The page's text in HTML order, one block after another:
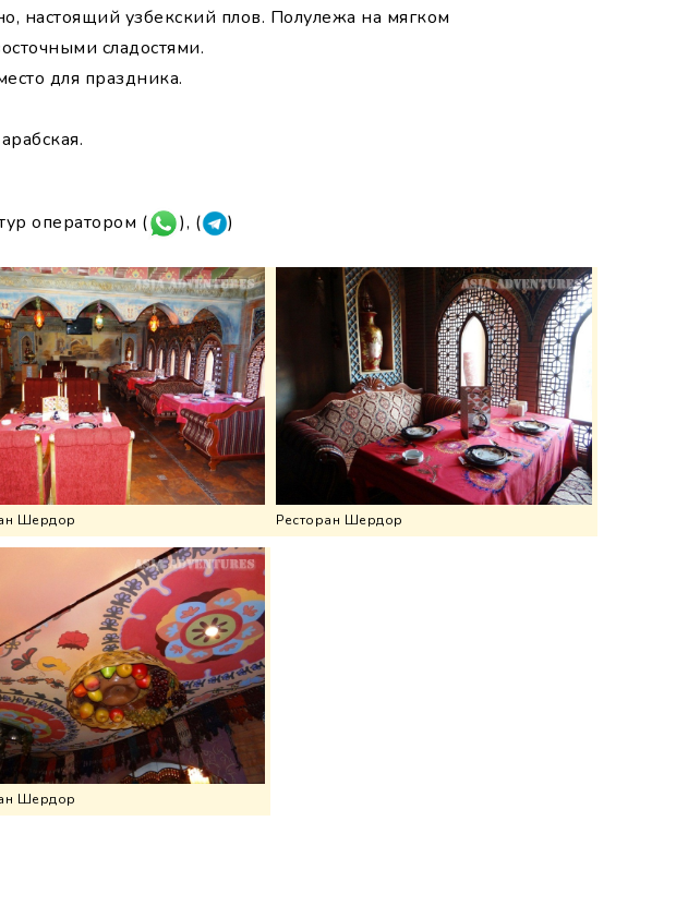
настоящий узбекский плов. Полулежа на мягком
сладостями.
для праздника.
оператором ( ), ( )
Шердор Ресторан Шердор
Шердор